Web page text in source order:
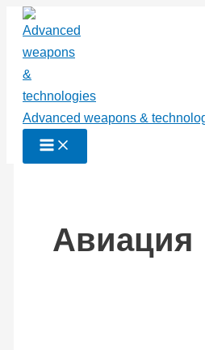
Перейти
содержимому
Advanced weapons &
Авиация